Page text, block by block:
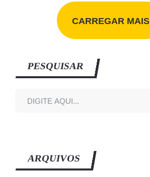
CARREGAR MAIS
PESQUISAR
ARQUIVOS